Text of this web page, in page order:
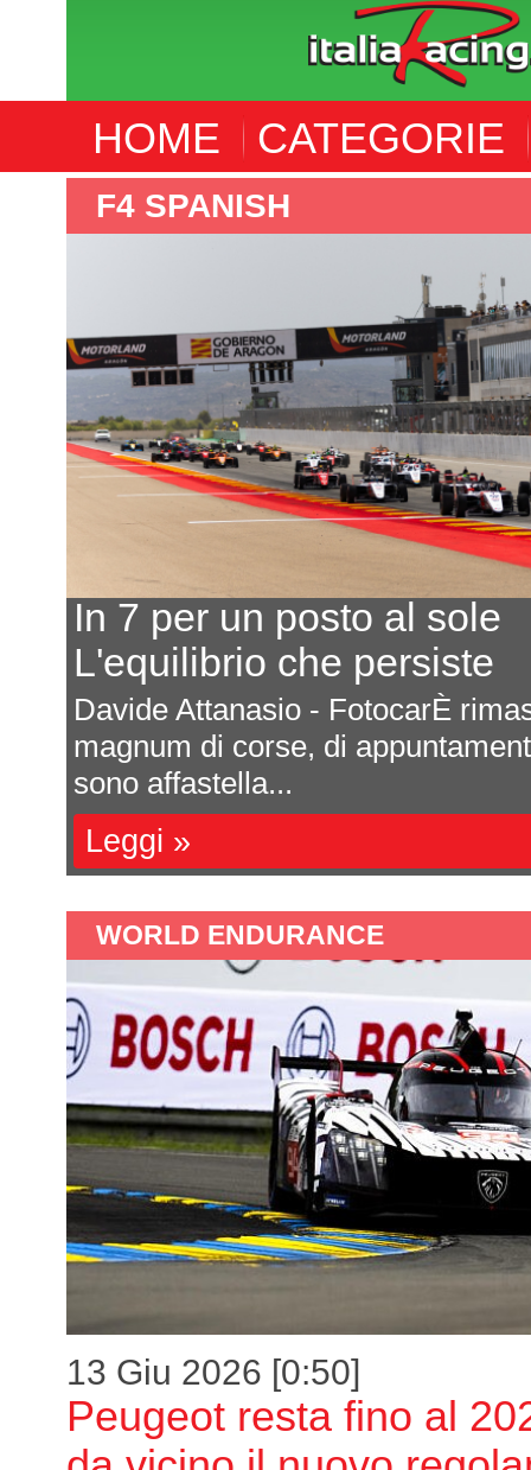
HOME CATEGORIE
F4 ITALIA
Ecco il calendario 2027
Ultima prova a Montmelò
Saranno sette appuntamenti tutti
Formula 4 italiana 2027. La ricca
una impor...
Leggi »
WORLD ENDURANCE
13 Giu 2026 [0:50]
Peugeot resta fino al